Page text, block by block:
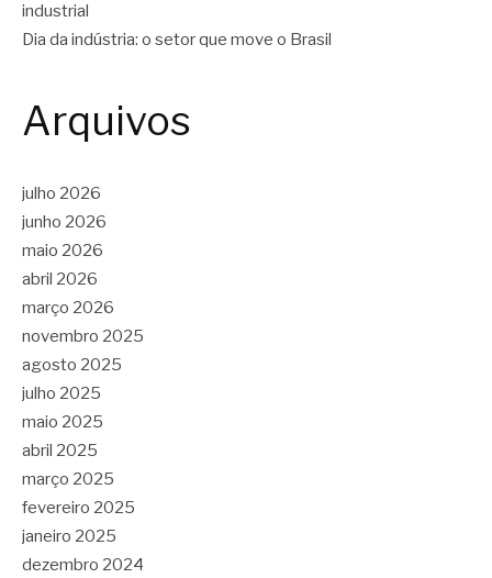
industrial
Dia da indústria: o setor que move o Brasil
Arquivos
julho 2026
junho 2026
maio 2026
abril 2026
março 2026
novembro 2025
agosto 2025
julho 2025
maio 2025
abril 2025
março 2025
fevereiro 2025
janeiro 2025
dezembro 2024